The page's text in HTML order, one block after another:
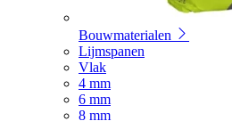
Bouwmaterialen
Lijmspanen
Vlak
4 mm
6 mm
8 mm